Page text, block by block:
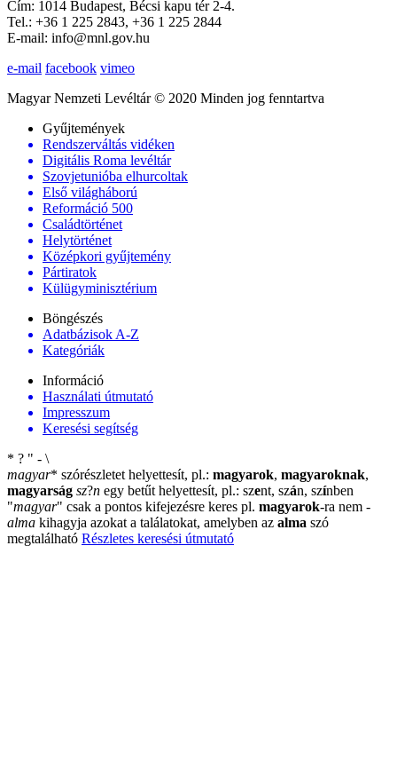
Cím: 1014 Budapest, Bécsi kapu tér 2-4.
Tel.: +36 1 225 2843, +36 1 225 2844
E-mail: info@mnl.gov.hu
e-mail facebook vimeo
Magyar Nemzeti Levéltár © 2020 Minden jog fenntartva
Gyűjtemények
Rendszerváltás vidéken
Digitális Roma levéltár
Szovjetunióba elhurcoltak
Első világháború
Reformáció 500
Családtörténet
Helytörténet
Középkori gyűjtemény
Pártiratok
Külügyminisztérium
Böngészés
Adatbázisok A-Z
Kategóriák
Információ
Használati útmutató
Impresszum
Keresési segítség
* ? " - \
magyar* szórészletet helyettesít, pl.: magyarok, magyaroknak,
magyarság sz?n egy betűt helyettesít, pl.: szent, szán, színben
"magyar" csak a pontos kifejezésre keres pl. magyarok-ra nem -
alma kihagyja azokat a találatokat, amelyben az alma szó
megtalálható Részletes keresési útmutató